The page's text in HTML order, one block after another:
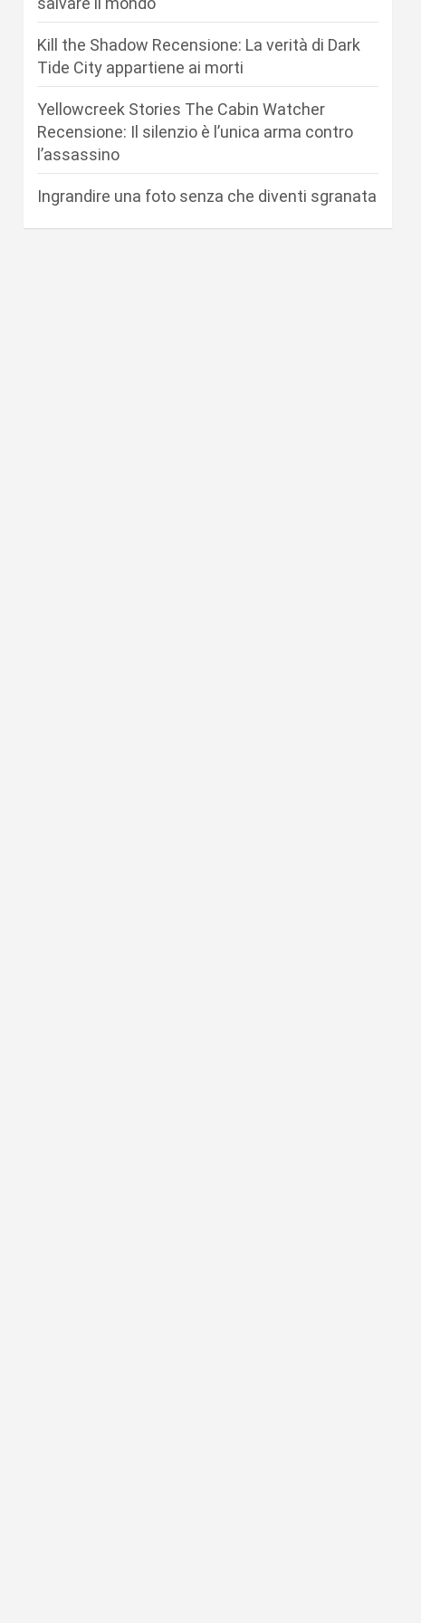
Kill the Shadow Recensione: La verità di Dark
Tide City appartiene ai morti
Yellowcreek Stories The Cabin Watcher
Recensione: Il silenzio è l’unica arma contro
l’assassino
Ingrandire una foto senza che diventi sgranata